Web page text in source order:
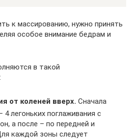
к массированию, нужно принять
особое внимание бедрам и
в такой
от коленей вверх. Сначала
4 легоньких поглаживания с
а после – по передней и
каждой зоны следует